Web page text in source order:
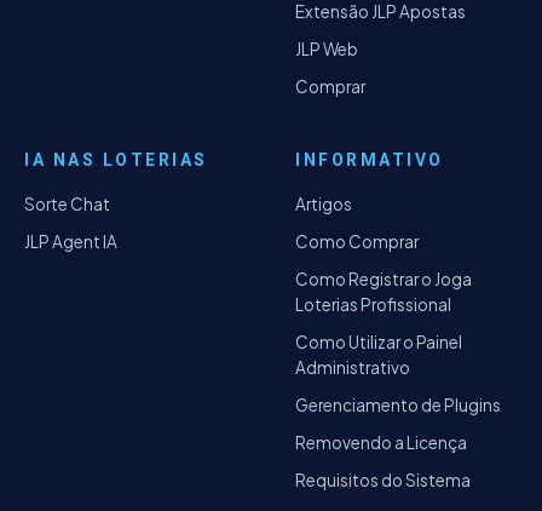
Extensão JLP Apostas
JLP Web
Comprar
IA NAS LOTERIAS
Sorte Chat
JLP Agent IA
INFORMATIVO
Artigos
Como Comprar
Como Registrar o Joga
Loterias Profissional
Como Utilizar o Painel
Administrativo
Gerenciamento de Plugins
Removendo a Licença
Requisitos do Sistema